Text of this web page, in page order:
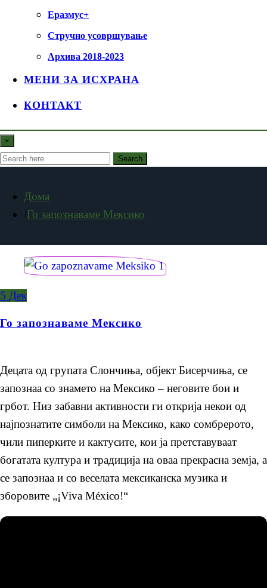
Еразмус+
Стручно усовршување
Архива 2018-2023
МЕНИ ЗА ИСХРАНА
КОНТАКТ
×
Search
Дома
Го запознаваме Мексико
5 Дек
Го запознаваме Мексико
Децата од групата Слончиња, објект Бисерчиња, се
запознаа со знамето на Мексико – неговите бои и
грбот. Низ забавни активности ги открија некои од
најпознатите симболи на Мексико, како сомбрерото,
чили пиперките и кактусите, кои ја претставуваат
богатата култура и традиција на оваа прекрасна земја, а
се запознаа и со веселата мексиканска музика и
зборовите „¡Viva México!“